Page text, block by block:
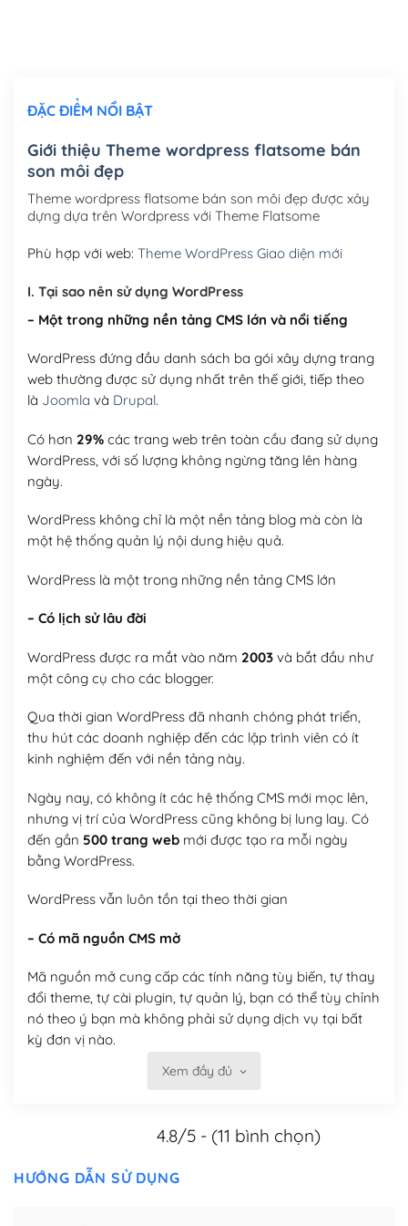
Mua thêm Host + Tên miền
Tên miền Việt Nam .vn (1 năm)
Hosting 2GB SSD (1 năm)(+450,000₫)
Hosting 3GB SSD (1 năm)(+550,000₫)
Hosting 5GB SSD (1 năm)
Hosting 8GB SSD (1 năm) (+950,000₫)
ĐẶC ĐIỂM NỔI BẬT
Giới thiệu Theme wordpress flatsome bán
son môi đẹp
Theme wordpress flatsome bán son môi đẹp được xây
dựng dựa trên Wordpress với Theme Flatsome
Phù hợp với web: Theme WordPress Giao diện mới
I. Tại sao nên sử dụng WordPress
– Một trong những nền tảng CMS lớn và nổi tiếng
WordPress đứng đầu danh sách ba gói xây dựng trang
web thường được sử dụng nhất trên thế giới, tiếp theo
là Joomla và Drupal.
Có hơn 29%các trang web trên toàn cầu đang sử dụng
WordPress, với số lượng không ngừng tăng lên hàng
ngày.
WordPress không chỉ là một nền tảng blog mà còn là
một hệ thống quản lý nội dung hiệu quả.
WordPress là một trong những nền tảng CMS lớn
– Có lịch sử lâu đời
WordPress được ra mắt vào năm 2003và bắt đầu như
một công cụ cho các blogger.
Qua thời gian WordPress đã nhanh chóng phát triển,
thu hút các doanh nghiệp đến các lập trình viên có ít
kinh nghiệm đến với nền tảng này.
Ngày nay, có không ít các hệ thống CMS mới mọc lên,
nhưng vị trí của WordPress cũng không bị lung lay. Có
đến gần 500 trang webmới được tạo ra mỗi ngày
bằng WordPress.
WordPress vẫn luôn tồn tại theo thời gian
– Có mã nguồn CMS mở
Mã nguồn mở cung cấp các tính năng tùy biến, tự thay
đổi theme, tự cài plugin, tự quản lý, bạn có thể tùy chỉnh
nó theo ý bạn mà không phải sử dụng dịch vụ tại bất
kỳ đơn vị nào.
Việc của bạn là đăng ký một tên miền và hosting để
Có thể tùy biến trên website WordPress
– Thân thiện với công cụ tìm kiếm
Xem đầy đủ
4.8/5 - (11 bình chọn)
HƯỚNG DẪN SỬ DỤNG